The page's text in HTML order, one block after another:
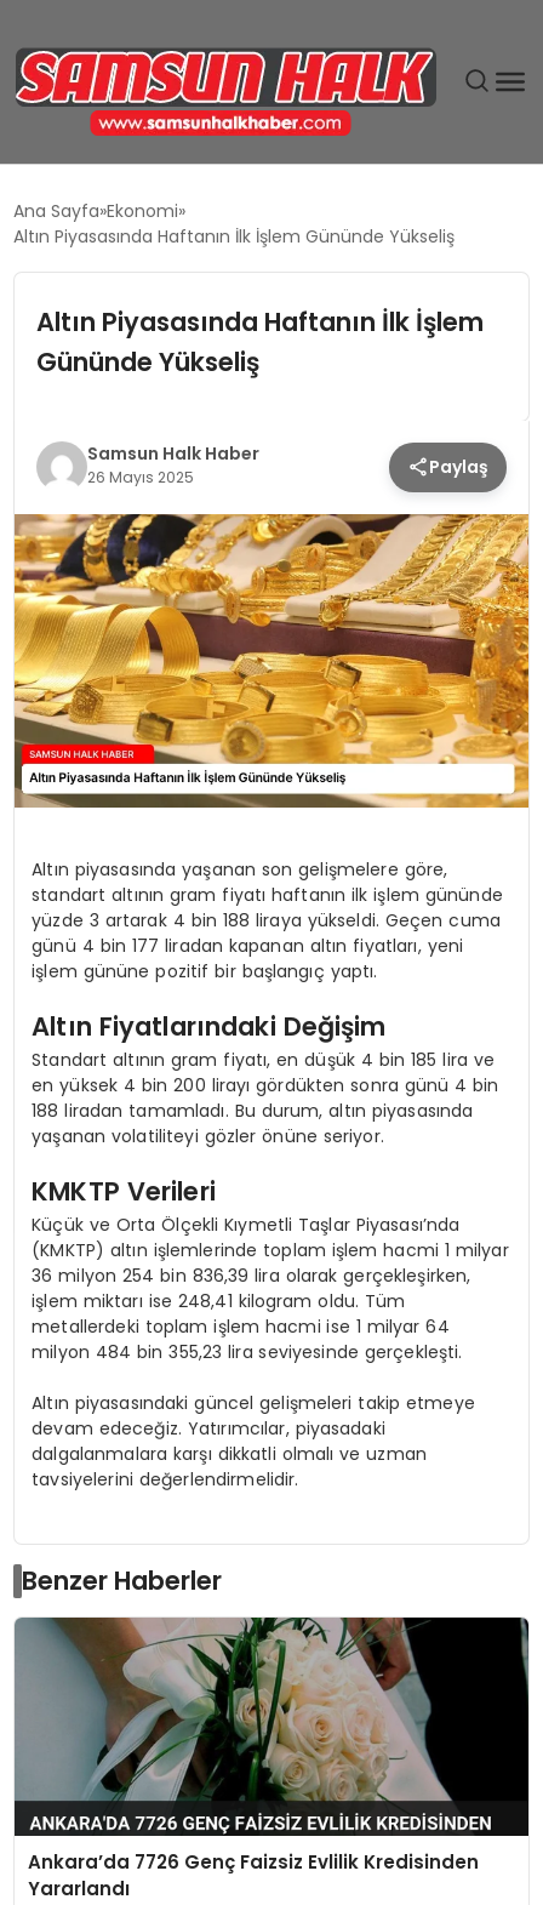
EKONOMI
MAGAZIN
SIYASET
SPOR
TEKNOLOJI
YAŞAM
Ana Sayfa Ekonomi
Altın Piyasasında Haftanın İlk İşlem Gününde Yükseliş
Altın Piyasasında Haftanın İlk İşlem
Gününde Yükseliş
Samsun Halk Haber
26 Mayıs 2025 Paylaş
Altın piyasasında yaşanan son gelişmelere göre,
standart altının gram fiyatı haftanın ilk işlem gününde
yüzde 3 artarak 4 bin 188 liraya yükseldi. Geçen cuma
günü 4 bin 177 liradan kapanan altın fiyatları, yeni
işlem gününe pozitif bir başlangıç yaptı.
Altın Fiyatlarındaki Değişim
Standart altının gram fiyatı, en düşük 4 bin 185 lira ve
en yüksek 4 bin 200 lirayı gördükten sonra günü 4 bin
188 liradan tamamladı. Bu durum, altın piyasasında
yaşanan volatiliteyi gözler önüne seriyor.
KMKTP Verileri
Küçük ve Orta Ölçekli Kıymetli Taşlar Piyasası’nda
(KMKTP) altın işlemlerinde toplam işlem hacmi 1 milyar
36 milyon 254 bin 836,39 lira olarak gerçekleşirken,
işlem miktarı ise 248,41 kilogram oldu. Tüm
metallerdeki toplam işlem hacmi ise 1 milyar 64
milyon 484 bin 355,23 lira seviyesinde gerçekleşti.
Altın piyasasındaki güncel gelişmeleri takip etmeye
devam edeceğiz. Yatırımcılar, piyasadaki
dalgalanmalara karşı dikkatli olmalı ve uzman
tavsiyelerini değerlendirmelidir.
Benzer Haberler
Ankara’da 7726 Genç Faizsiz Evlilik Kredisinden
Yararlandı